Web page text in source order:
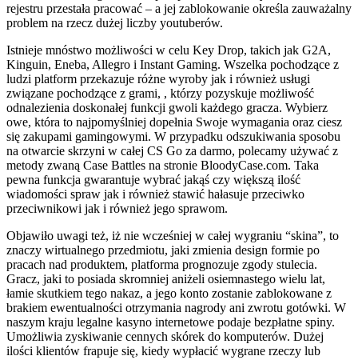
rejestru przestała pracować – a jej zablokowanie określa zauważalny
problem na rzecz dużej liczby youtuberów.
Istnieje mnóstwo możliwości w celu Key Drop, takich jak G2A,
Kinguin, Eneba, Allegro i Instant Gaming. Wszelka pochodzące z
ludzi platform przekazuje różne wyroby jak i również usługi
związane pochodzące z grami, , którzy pozyskuje możliwość
odnalezienia doskonałej funkcji gwoli każdego gracza. Wybierz
owe, która to najpomyślniej dopełnia Swoje wymagania oraz ciesz
się zakupami gamingowymi. W przypadku odszukiwania sposobu
na otwarcie skrzyni w całej CS Go za darmo, polecamy używać z
metody zwaną Case Battles na stronie BloodyCase.com. Taka
pewna funkcja gwarantuje wybrać jakąś czy większą ilość
wiadomości spraw jak i również stawić hałasuje przeciwko
przeciwnikowi jak i również jego sprawom.
Objawiło uwagi też, iż nie wcześniej w całej wygraniu “skina”, to
znaczy wirtualnego przedmiotu, jaki zmienia design formie po
pracach nad produktem, platforma prognozuje zgody stulecia.
Gracz, jaki to posiada skromniej aniżeli osiemnastego wielu lat,
łamie skutkiem tego nakaz, a jego konto zostanie zablokowane z
brakiem ewentualności otrzymania nagrody ani zwrotu gotówki. W
naszym kraju legalne kasyno internetowe podaje bezpłatne spiny.
Umożliwia zyskiwanie cennych skórek do komputerów. Dużej
ilości klientów frapuje się, kiedy wypłacić wygrane rzeczy lub